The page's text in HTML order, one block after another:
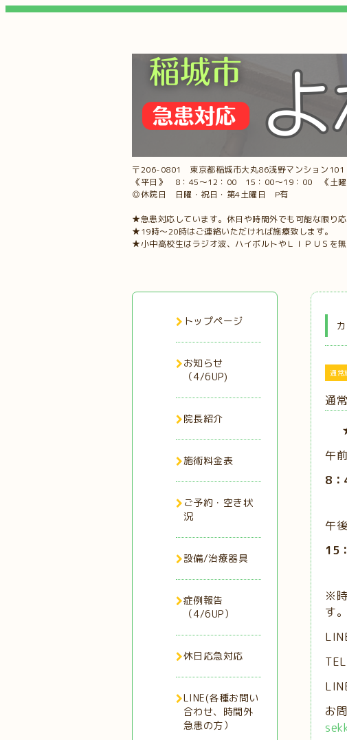
〒206-0801 東京都稲城市大丸86浅野マンション
《平日》 8：45～12：00 15：00～19：00 《土
◎休院日 日曜・祝日・第4土曜日 P有
★急患対応しています。休日や時間外でも可能な限り応
★19時～20時はご連絡いただければ施療致します。
★小中高校生はラジオ波、ハイボルトやＬＩＰＵＳを
通常
通
午前
8
午後
15
※時
す。
お
トップページ
お知らせ
（4/6UP)
院長紹介
施術料金表
ご予約・空き状
況
設備/治療器具
症例報告
（4/6UP）
休日応急対応
LINE(各種お問い
合わせ、時間外
急患の方）